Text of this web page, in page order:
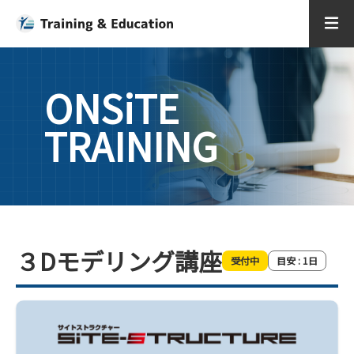
ONSiTE
TRAINING
３Dモデリング講座 受付中 目安 : 1日